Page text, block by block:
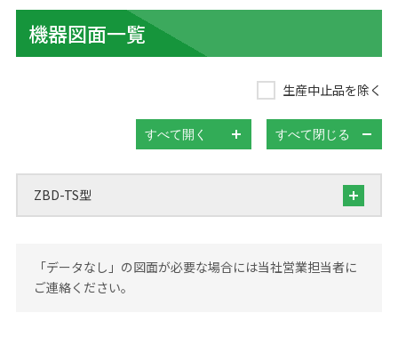
機器図面一覧
生産中止品を除く
すべて開く すべて閉じる
ZBD-TS型
「データなし」の図面が必要な場合には当社営業担当者に
ご連絡ください。